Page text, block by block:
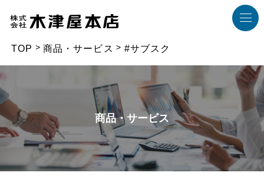
TOP 商品・サービス #サブスク
商品・サービス